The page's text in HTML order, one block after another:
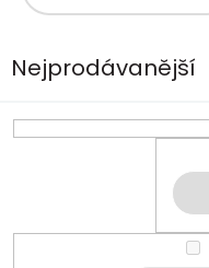
Nejprodávanější